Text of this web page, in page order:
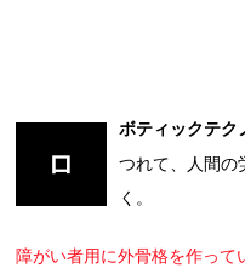
ロ
ボティックテク
つれて、人間の
く。
障がい者用に外骨格を作って